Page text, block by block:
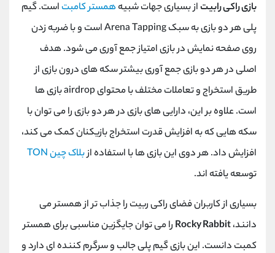
بازی راکی رابیتاز بسیاری جهات شبیههمستر کامبت است. گیم
پلی هر دو بازی به سبکArena Tappingاست و با ضربه زدن
روی صفحه نمایش در بازی امتیاز جمع آوری می شود. هدف
اصلی در هر دو بازی جمع آوری بیشتر سکه های درون بازی از
طریق استخراج و تعاملات مختلف با محتوایairdropبازی ها
است. علاوه بر این، دارایی های بازی در هر دو بازی را می توان با
سکه هایی که به افزایش قدرت استخراج بازیکنان کمک می کند،
افزایش داد. هر دوی این بازی ها با استفاده ازبلاک چینTON
توسعه یافته اند.
بسیاری از کاربران فضای راکی ربیت را جذاب تر از همستر می
دانند،Rocky Rabbit را می توان جایگزین مناسبی برای همستر
کمبت دانست. این بازی گیم پلی جالب و سرگرم کننده ای دارد و